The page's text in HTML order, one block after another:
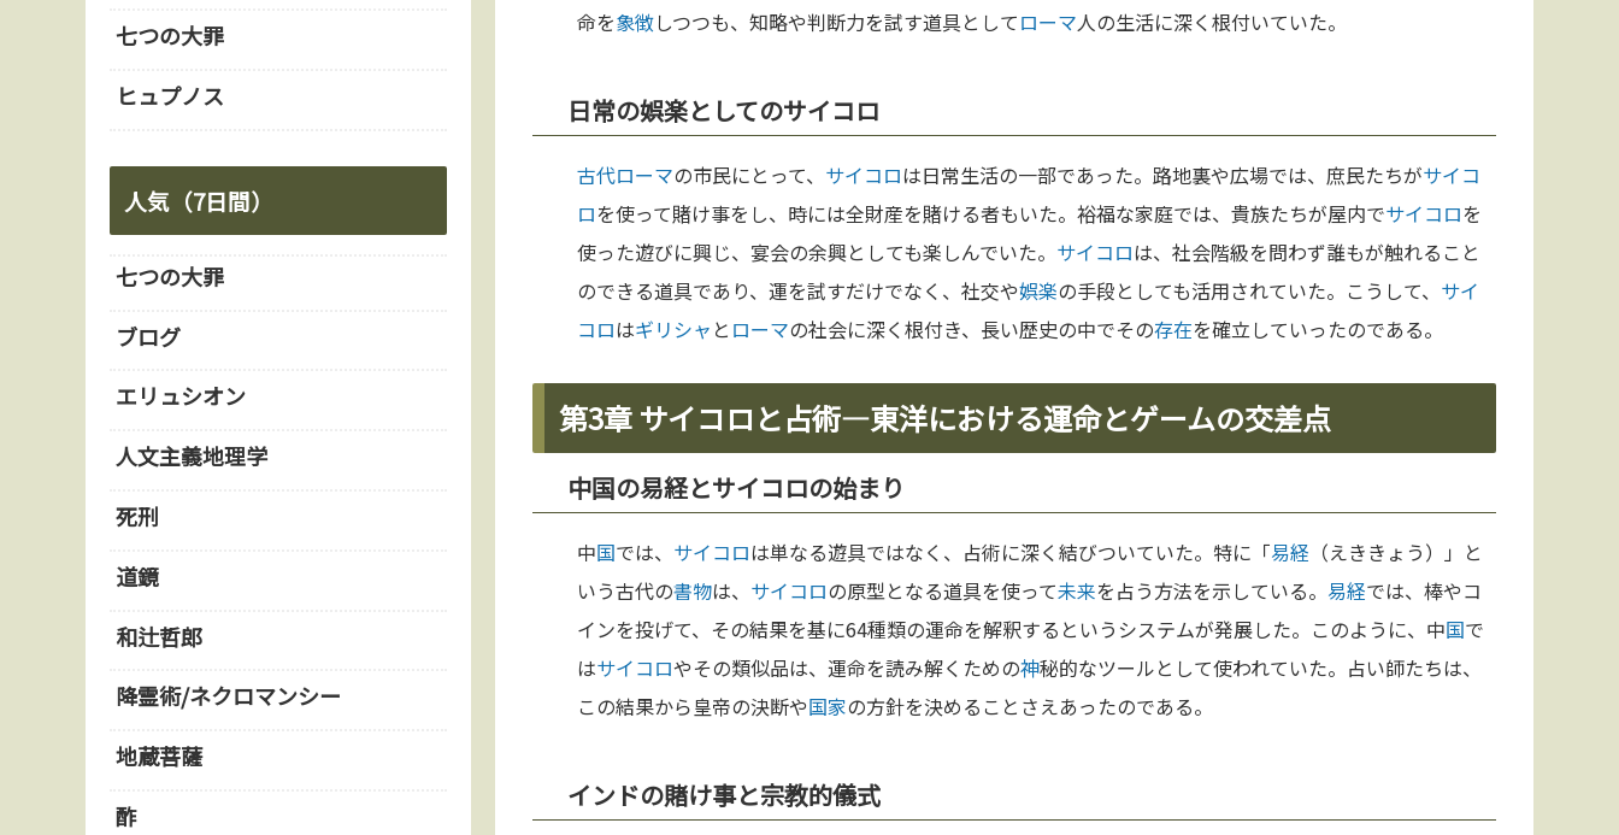
命を象徴しつつも、知略や判断力を試す道具としてローマ人の生活に深く根付いていた。
日常の娯楽としてのサイコロ
古代ローマの市民にとって、 サイコロは日常生活の一部であった。路地裏や広場では、庶民たちがサイコ
ロを使って賭け事をし、時には全財産を賭ける者もいた。裕福な家庭では、貴族たちが屋内でサイコロを
使った遊びに興じ、宴会の余興としても楽しんでいた。 サイコロは、社会階級を問わず誰もが触れること
のできる道具であり、運を試すだけでなく、社交や娯楽の手段としても活用されていた。こうして、 サイ
コロはギリシャ と ローマの社会に深く根付き、長い歴史の中でその存在を確立していったのである。
第3章 サイコロと占術—東洋における運命とゲームの交差点
中国の易経とサイコロの始まり
中国では、 サイコロは単なる遊具ではなく、占術に深く結びついていた。特に「易経 （えききょう）」と
いう古代の書物は、 サイコロの原型となる道具を使って未来を占う方法を示している。 易経では、棒やコ
インを投げて、その結果を基に64種類の運命を解釈するというシステムが発展した。このように、中国で
はサイコロやその類似品は、運命を読み解くための神秘的なツールとして使われていた。占い師たちは、
この結果から皇帝の決断や国家の方針を決めることさえあったのである。
インドの賭け事と宗教的儀式
七つの大罪
ヒュプノス
人気（7日間）
七つの大罪
ブログ
エリュシオン
人文主義地理学
死刑
道鏡
和辻哲郎
降霊術/ネクロマンシー
地蔵菩薩
酢